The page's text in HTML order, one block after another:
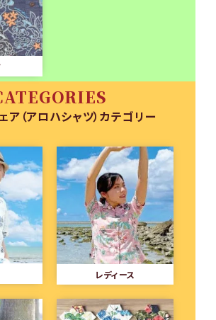
ア（アロハシャツ）カテゴリー
レディース